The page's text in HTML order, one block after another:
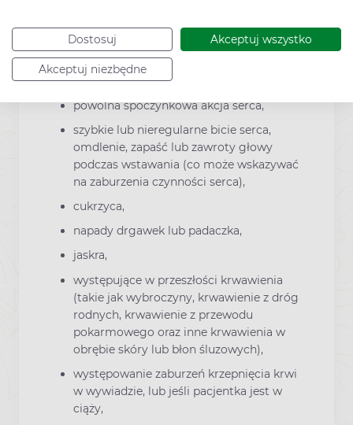
Dostosuj Akceptuj wszystko
Akceptuj niezbędne
zaburzenia czynności serca (w tym
również przebyty niedawno zawał
mięśnia sercowego),
powolna spoczynkowa akcja serca,
szybkie lub nieregularne bicie serca,
omdlenie, zapaść lub zawroty głowy
podczas wstawania (co może wskazywać
na zaburzenia czynności serca),
cukrzyca,
napady drgawek lub padaczka,
jaskra,
występujące w przeszłości krwawienia
(takie jak wybroczyny, krwawienie z dróg
rodnych, krwawienie z przewodu
pokarmowego oraz inne krwawienia w
obrębie skóry lub błon śluzowych),
występowanie zaburzeń krzepnięcia krwi
w wywiadzie, lub jeśli pacjentka jest w
ciąży,